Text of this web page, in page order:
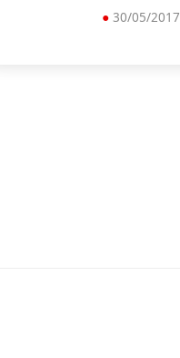
● 30/05/2017